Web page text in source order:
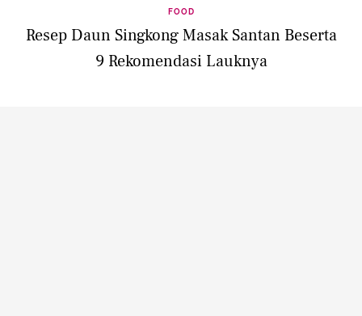
FOOD
Resep Daun Singkong Masak Santan Beserta
9 Rekomendasi Lauknya